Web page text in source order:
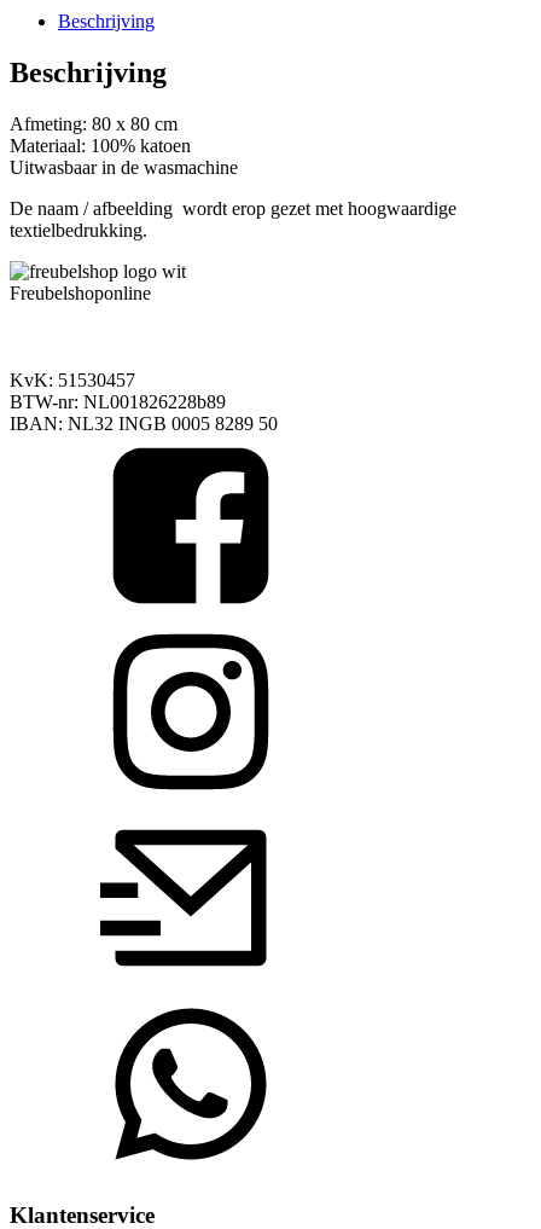
Beschrijving
Beschrijving
Afmeting: 80 x 80 cm
Materiaal: 100% katoen
Uitwasbaar in de wasmachine
De naam / afbeelding wordt erop gezet met hoogwaardige
textielbedrukking.
Freubelshoponline
KvK: 51530457
BTW-nr: NL001826228b89
IBAN: NL32 INGB 0005 8289 50
Klantenservice